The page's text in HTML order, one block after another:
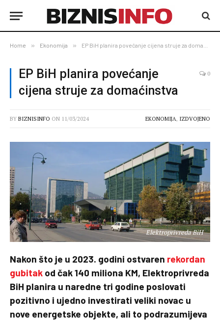
Home » Ekonomija » EP BiH planira povećanje cijena struje za domaćinstva
EP BiH planira povećanje
cijena struje za domaćinstva
0
BY BIZNISINFO ON 11/03/2024 EKONOMIJA, IZDVOJENO
Elektroprivreda BiH
Nakon što je u 2023. godini ostvaren rekordan
gubitak od čak 140 miliona KM, Elektroprivreda
BiH planira u naredne tri godine poslovati
pozitivno i ujedno investirati veliki novac u
nove energetske objekte, ali to podrazumijeva